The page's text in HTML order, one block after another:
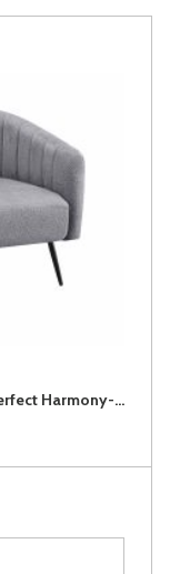
BELLISSIMO-2V (III gr.) dvivietė sofa (Perfect Harmony-85)